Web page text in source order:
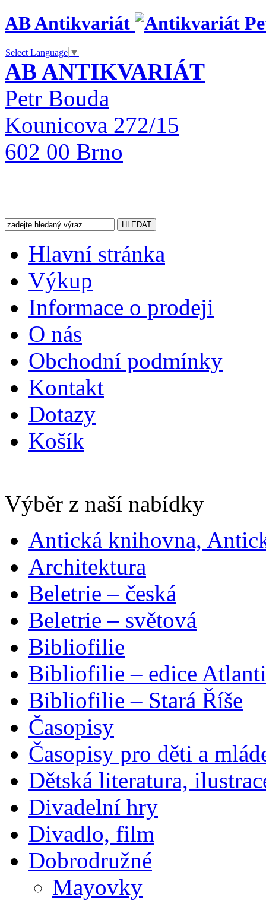
AB Antikvariát
Select Language ▼
AB ANTIKVARIÁT
Petr Bouda
Kounicova 272/15
602 00 Brno
Hlavní stránka
Výkup
Informace o prodeji
O nás
Obchodní podmínky
Kontakt
Dotazy
Košík
Výběr z naší nabídky
Antická knihovna,
Architektura
Beletrie – česká
Beletrie – světová
Bibliofilie
Bibliofilie – edice
Bibliofilie – Stará Říše
Časopisy
Časopisy pro děti a
Dětská literatura,
Divadelní hry
Divadlo, film
Dobrodružné
Mayovky